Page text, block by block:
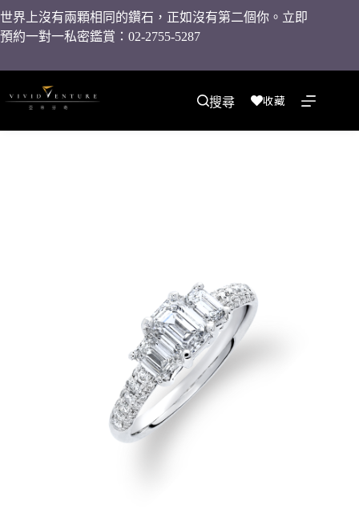
世界上沒有兩顆相同的鑽石，正如沒有第二個你。立即
預約一對一私密鑑賞：02-2755-5287
搜尋 收藏